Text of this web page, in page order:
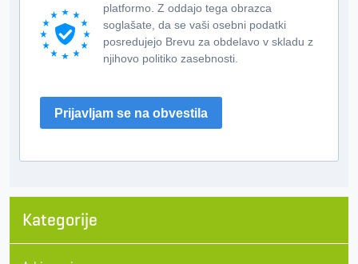
platformo. Z oddajo tega obrazca
soglašate, da se vaši osebni podatki
posredujejo Brevu za obdelavo v skladu z
njihovo politiko zasebnosti.
Prijavljam se na obvestila
Kategorije